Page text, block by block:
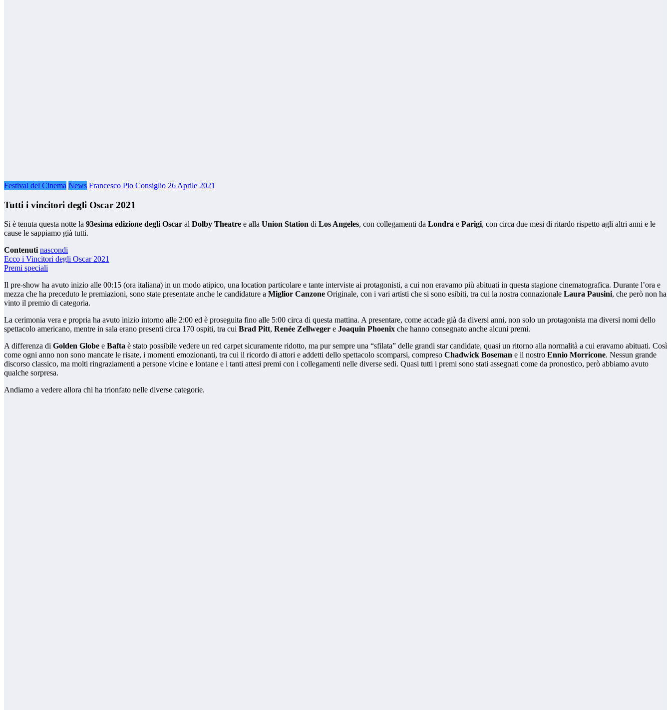
Festival del Cinema News Francesco Pio Consiglio 26 Aprile 2021
Tutti i vincitori degli Oscar 2021
Si è tenuta questa notte la 93esima edizione degli Oscar al Dolby Theatre e alla Union Station di Los Angeles, con collegamenti da Londra e Parigi, con circa due mesi di ritardo rispetto agli altri anni e le
cause le sappiamo già tutti.
Contenuti nascondi
Ecco i Vincitori degli Oscar 2021
Premi speciali
Il pre-show ha avuto inizio alle 00:15 (ora italiana) in un modo atipico, una location particolare e tante interviste ai protagonisti, a cui non eravamo più abituati in questa stagione cinematografica. Durante l’ora e
mezza che ha preceduto le premiazioni, sono state presentate anche le candidature a Miglior Canzone Originale, con i vari artisti che si sono esibiti, tra cui la nostra connazionale Laura Pausini, che però non ha
vinto il premio di categoria.
La cerimonia vera e propria ha avuto inizio intorno alle 2:00 ed è proseguita fino alle 5:00 circa di questa mattina. A presentare, come accade già da diversi anni, non solo un protagonista ma diversi nomi dello
spettacolo americano, mentre in sala erano presenti circa 170 ospiti, tra cui Brad Pitt, Renée Zellweger e Joaquin Phoenix che hanno consegnato anche alcuni premi.
A differenza di Golden Globe e Bafta è stato possibile vedere un red carpet sicuramente ridotto, ma pur sempre una “sfilata” delle grandi star candidate, quasi un ritorno alla normalità a cui eravamo abituati. Così
come ogni anno non sono mancate le risate, i momenti emozionanti, tra cui il ricordo di attori e addetti dello spettacolo scomparsi, compreso Chadwick Boseman e il nostro Ennio Morricone. Nessun grande
discorso classico, ma molti ringraziamenti a persone vicine e lontane e i tanti attesi premi con i collegamenti nelle diverse sedi. Quasi tutti i premi sono stati assegnati come da pronostico, però abbiamo avuto
qualche sorpresa.
Andiamo a vedere allora chi ha trionfato nelle diverse categorie.